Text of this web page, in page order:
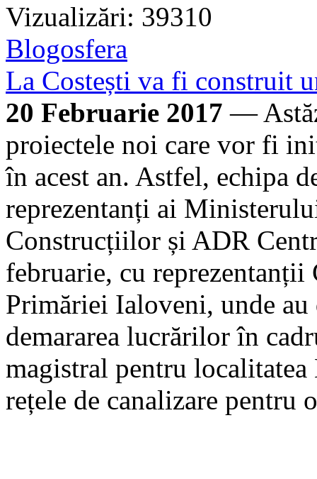
Vizualizări: 39310
Blogosfera
La Costești va fi construit
20 Februarie 2017 —
proiectele noi care vor fi
în acest an. Astfel, echipa
reprezentanți ai
Construcțiilor și ADR
februarie, cu
Primăriei Ialoveni, unde
demararea lucrărilor în
magistral pentru
rețele de canalizare pentru